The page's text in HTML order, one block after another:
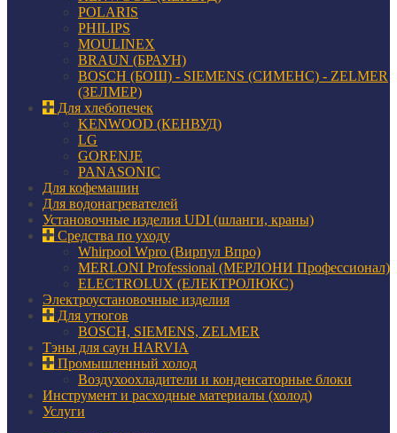
POLARIS
PHILIPS
MOULINEX
BRAUN (БРАУН)
BOSCH (БОШ) - SIEMENS (СИМЕНС) - ZELMER
(ЗЕЛМЕР)
Для хлебопечек
KENWOOD (КЕНВУД)
LG
GORENJE
PANASONIC
Для кофемашин
Для водонагревателей
Установочные изделия UDI (шланги, краны)
Средства по уходу
Whirpool Wpro (Вирпул Впро)
MERLONI Professional (МЕРЛОНИ Профессионал)
ELECTROLUX (ЕЛЕКТРОЛЮКС)
Электроустановочные изделия
Для утюгов
BOSCH, SIEMENS, ZELMER
Тэны для саун HARVIA
Промышленный холод
Воздухоохладители и конденсаторные блоки
Инструмент и расходные материалы (холод)
Услуги